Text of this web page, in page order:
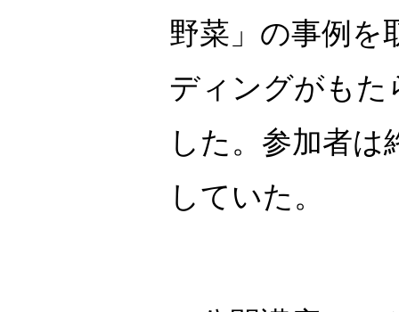
野菜」の事例を
ディングがもた
した。参加者は
していた。